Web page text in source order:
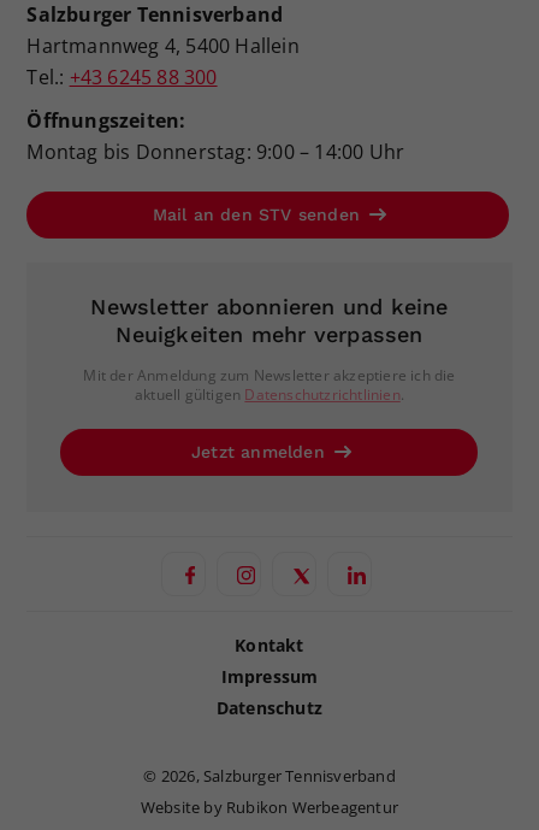
Salzburger Tennisverband
Hartmannweg 4, 5400 Hallein
Tel.: +43 6245 88 300
Öffnungszeiten:
Montag bis Donnerstag: 9:00 – 14:00 Uhr
Mail an den STV senden
Newsletter abonnieren und keine
Neuigkeiten mehr verpassen
Mit der Anmeldung zum Newsletter akzeptiere ich die
aktuell gültigen Datenschutzrichtlinien.
Jetzt anmelden
Kontakt
Impressum
Datenschutz
© 2026, Salzburger Tennisverband
Website by Rubikon Werbeagentur